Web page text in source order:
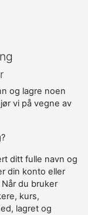
og lagre noen
vi på vegne av
ditt fulle navn og
din konto eller
du bruker
kurs,
lagret og